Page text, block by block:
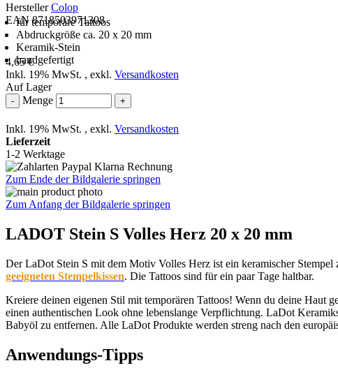
HerstellerColop
EAN 8718503971308
für temporäre Tattoos
Abdruckgröße ca. 20 x 20 mm
Keramik-Stein
handgefertigt
4,65 €
Inkl. 19% MwSt. , exkl. Versandkosten
Auf Lager
- Menge +
Inkl. 19% MwSt. , exkl. Versandkosten
Lieferzeit
1-2 Werktage
Zum Ende der Bildgalerie springen
Zum Anfang der Bildgalerie springen
LADOT Stein S Volles Herz 20 x 20 mm
Der LaDot Stein S mit dem Motiv Volles Herz ist ein keramischer
geeigneten Stempelkissen. Die Tattoos sind für ein paar Tage haltbar.
Kreiere deinen eigenen Stil mit temporären Tattoos! Wenn du deine Haut
einen authentischen Look ohne lebenslange Verpflichtung. LaDot
Babyöl zu entfernen. Alle LaDot Produkte werden streng nach den
Anwendungs-Tipps